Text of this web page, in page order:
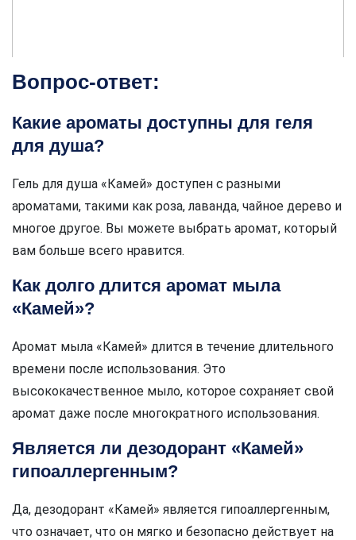
Вопрос-ответ:
Какие ароматы доступны для геля
для душа?
Гель для душа «Камей» доступен с разными
ароматами, такими как роза, лаванда, чайное дерево и
многое другое. Вы можете выбрать аромат, который
вам больше всего нравится.
Как долго длится аромат мыла
«Камей»?
Аромат мыла «Камей» длится в течение длительного
времени после использования. Это
высококачественное мыло, которое сохраняет свой
аромат даже после многократного использования.
Является ли дезодорант «Камей»
гипоаллергенным?
Да, дезодорант «Камей» является гипоаллергенным,
что означает, что он мягко и безопасно действует на